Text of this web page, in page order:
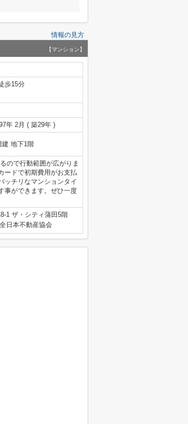
情報の見方
【マンション】
歩15分
年 2月 ( 築29年 )
建 地下1階
ので行動範囲が広がりま
ードで初期費用がお支払
ッチリなマンションタイ
事ができます。ぜひ一度
1 ザ・シティ蒲田5階
全日本不動産協会